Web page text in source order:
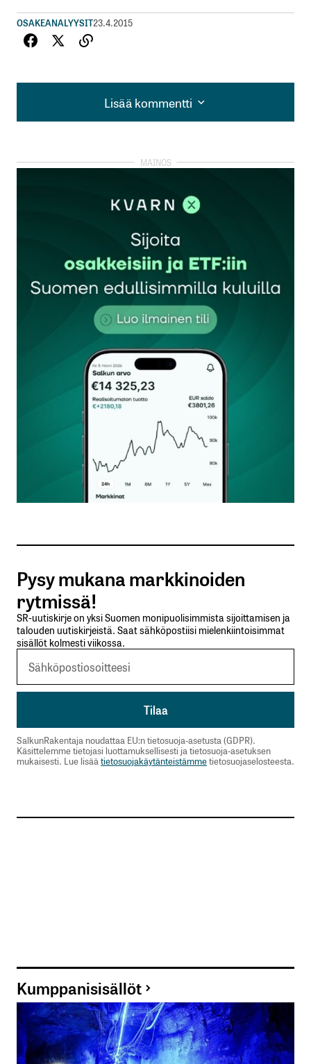
OSAKEANALYYSIT23.4.2015
Lisää kommentti
Lisää kommentti
kirjautua
rekisteröityä
Sähköpostiosoitettasi ei julkaista.Pakolliset
kentät on merkitty*
Kommentti*
Nimesi tai nimimerkkisi
Sähköpostiosoitteesi
Tilaa SalkunRakentajan uutiskirje
Lähetä kommentti
Pysy mukana markkinoiden
rytmissä!
SR-uutiskirje on yksi Suomen monipuolisimmista sijoittamisen ja
talouden uutiskirjeistä. Saat sähköpostiisi mielenkiintoisimmat
sisällöt kolmesti viikossa.
SalkunRakentaja noudattaa EU:n tietosuoja-asetusta (GDPR).
Käsittelemme tietojasi luottamuksellisesti ja tietosuoja-asetuksen
mukaisesti. Lue lisää tietosuojakäytänteistämmetietosuojaselosteesta.
Kumppanisisällöt